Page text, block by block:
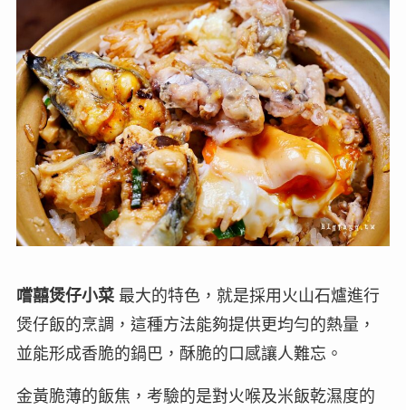
嚐囍煲仔小菜最大的特色，就是採用火山石爐進行
煲仔飯的烹調，這種方法能夠提供更均勻的熱量，
並能形成香脆的鍋巴，酥脆的口感讓人難忘。
金黃脆薄的飯焦，考驗的是對火喉及米飯乾濕度的